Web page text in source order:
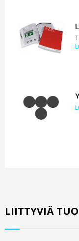
LIITTYVIÄ